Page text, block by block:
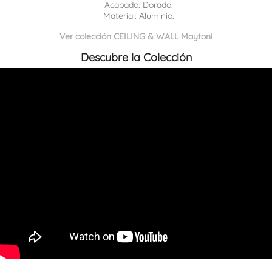
- Acabado: Dorado.
- Material: Aluminio.
Ver colección CEILING & WALL Maytoni
Descubre la Colección